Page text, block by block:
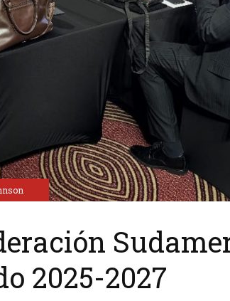
2025-2027